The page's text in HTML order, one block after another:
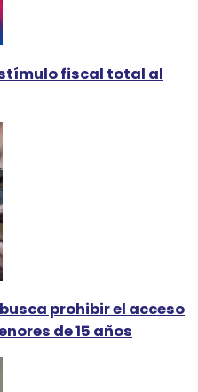
fiscal total al
prohibir el acceso
de 15 años